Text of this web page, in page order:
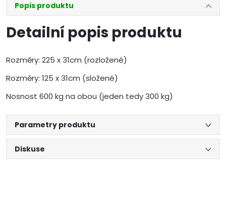
Popis produktu
Detailní popis produktu
Rozměry: 225 x 31cm (rozložené)
Rozměry: 125 x 31cm (složené)
Nosnost 600 kg na obou (jeden tedy 300 kg)
Parametry produktu
Diskuse